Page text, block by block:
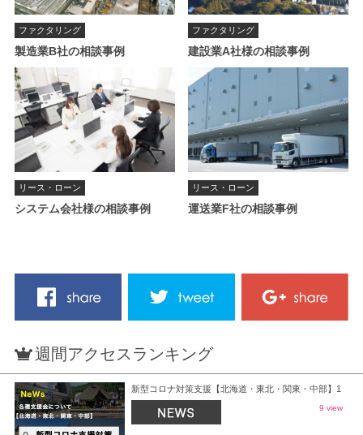
ファクタリング
製造業B社の相談事例
ファクタリング
建設業A社様の相談事例
リース・ローン
システム会社様の相談事例
リース・ローン
運送業F社の相談事例
週間アクセスランキング
新型コロナ対策支援【北海道・東北・関東・中部】1
9 view